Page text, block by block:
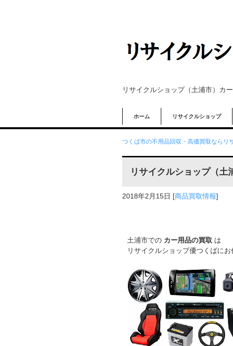
リサイクルショップ（土浦市）カ
ホーム リサイクルショップ
つくば市の不用品回収・高価買取ならリ
リサイクルショップ（土
2018年2月15日 [商品買取情報]
土浦市での カー用品の買取 は
リサイクルショップ優つくばにお